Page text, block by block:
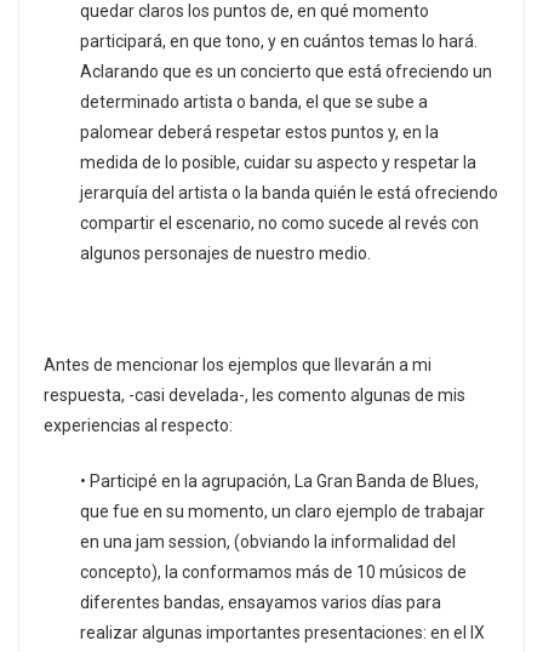
quedar claros los puntos de, en qué momento
participará, en que tono, y en cuántos temas lo hará.
Aclarando que es un concierto que está ofreciendo un
determinado artista o banda, el que se sube a
palomear deberá respetar estos puntos y, en la
medida de lo posible, cuidar su aspecto y respetar la
jerarquía del artista o la banda quién le está ofreciendo
compartir el escenario, no como sucede al revés con
algunos personajes de nuestro medio.
Antes de mencionar los ejemplos que llevarán a mi
respuesta, -casi develada-, les comento algunas de mis
experiencias al respecto:
• Participé en la agrupación, La Gran Banda de Blues,
que fue en su momento, un claro ejemplo de trabajar
en una jam session, (obviando la informalidad del
concepto), la conformamos más de 10 músicos de
diferentes bandas, ensayamos varios días para
realizar algunas importantes presentaciones: en el IX